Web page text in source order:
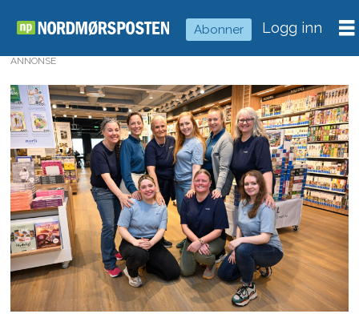
Abonner Logg inn
ANNONSE